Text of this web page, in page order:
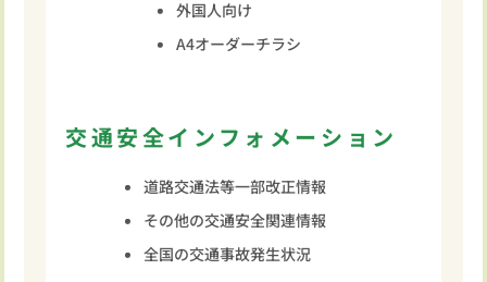
外国人向け
A4オーダーチラシ
交通安全インフォメーション
道路交通法等一部改正情報
その他の交通安全関連情報
全国の交通事故発生状況